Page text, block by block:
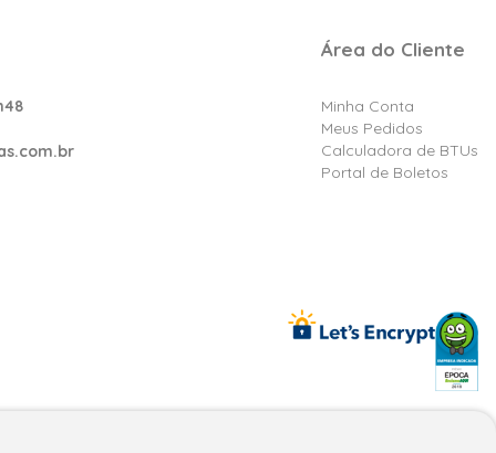
Área do Cliente
Minha Conta
Meus Pedidos
Calculadora de BTUs
Portal de Boletos
e condições exclusivos para fpatacado.com.br.